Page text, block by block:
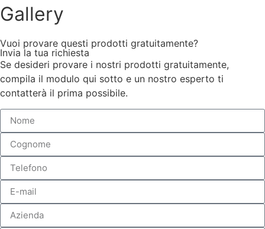
Gallery
Vuoi provare questi prodotti gratuitamente?
Invia la tua richiesta
Se desideri provare i nostri prodotti gratuitamente,
compila il modulo qui sotto e un nostro esperto ti
contatterà il prima possibile.